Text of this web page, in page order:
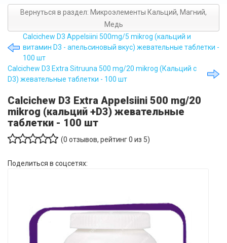
Вернуться в раздел: Микроэлементы Кальций, Магний,
Медь
Calcichew D3 Appelsiini 500mg/5 mikrog (кальций и
витамин D3 - апельсиновый вкус) жевательные таблетки -
100 шт
Calcichew D3 Extra Sitruuna 500 mg/20 mikrog (Кальций с
D3) жевательные таблетки - 100 шт
Calcichew D3 Extra Appelsiini 500 mg/20
mikrog (кальций +D3) жевательные
таблетки - 100 шт
(0 отзывов, рейтинг0 из 5)
Поделиться в соцсетях: